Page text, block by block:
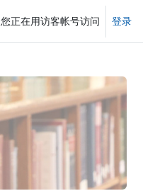
您正在用访客帐号访问 登录